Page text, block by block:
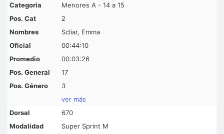
Menores A - 14 a 15
2
Scliar, Emma
00:44:10
00:03:26
17
3
ver más
670
Super Sprint M